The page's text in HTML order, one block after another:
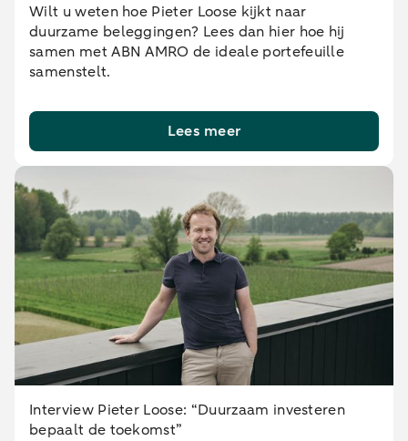
Wilt u weten hoe Pieter Loose kijkt naar
duurzame beleggingen? Lees dan hier hoe hij
samen met ABN AMRO de ideale portefeuille
samenstelt.
Lees meer
Interview Pieter Loose: “Duurzaam investeren
bepaalt de toekomst”